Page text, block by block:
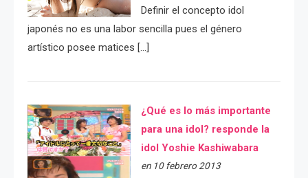
Definir el concepto idol
japonés no es una labor sencilla pues el género
artístico posee matices […]
¿Qué es lo más importante
para una idol? responde la
idol Yoshie Kashiwabara
en 10 febrero 2013